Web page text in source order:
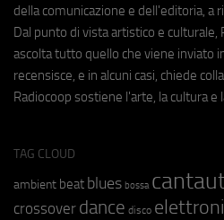
della comunicazione e dell'editoria, a
Dal punto di vista artistico e culturale,
ascolta tutto quello che viene inviato
recensisce, e in alcuni casi, chiede
Radiocoop sostiene l'arte, la cultura e
TAG CLOUD
ambient beat blues bossa
crossover dance disco